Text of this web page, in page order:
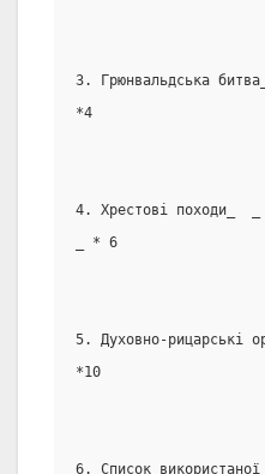
3. Грюнвальдська
*4
4. Хрестові
_ * 6
5. Духовно-
*10
6. Список